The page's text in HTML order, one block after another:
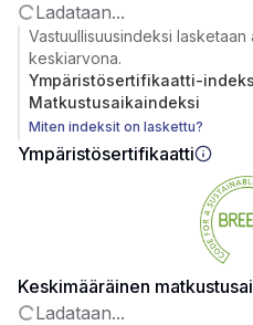
Ladataan...
Vastuullisuusindeksi
keskiarvona.
Ympäristösertifikaatti-
Matkustusaikaindeksi
Miten indeksit on laskettu?
Ympäristösertifikaatti
Keskimääräinen
Ladataan...